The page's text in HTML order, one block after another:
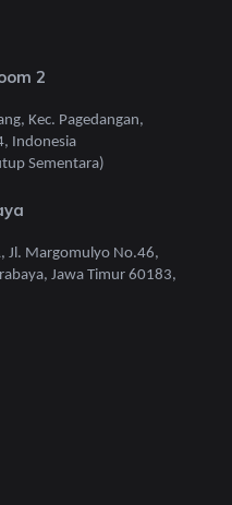
2
Kec. Pagedangan,
Indonesia
Sementara)
Jl. Margomulyo No.46,
Jawa Timur 60183,